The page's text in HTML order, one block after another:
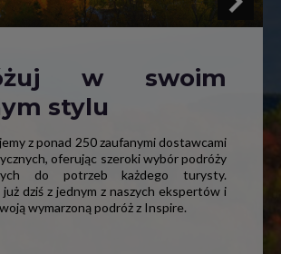
w swoim
stylu
z ponad 250 zaufanymi dostawcami
oferując szeroki wybór podróży
do potrzeb każdego turysty.
już dziś z jednym z naszych ekspertów i
wymarzoną podróż z Inspire.